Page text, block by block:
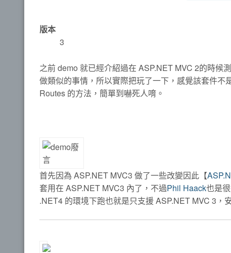
版本
3
之前 demo 就已經介紹過在 ASP.NET MVC 2的時候
做類似的事情，所以實際把玩了一下，感覺該套件
Routes 的方法，簡單到嚇死人唷。
首先因為 ASP.NET MVC3 做了一些改變因此【
套用在 ASP.NET MVC3 內了，不過Phil Haack也是
.NET4 的環境下跑也就是只支援 ASP.NET MVC 3，